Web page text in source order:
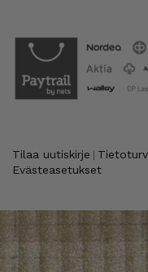
Tilaa uutiskirje
Evästeasetukset